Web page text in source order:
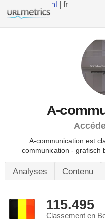
nl | fr
A-
A-communication est
communication - grafisch
Analyses Contenu
115.495
Classement en